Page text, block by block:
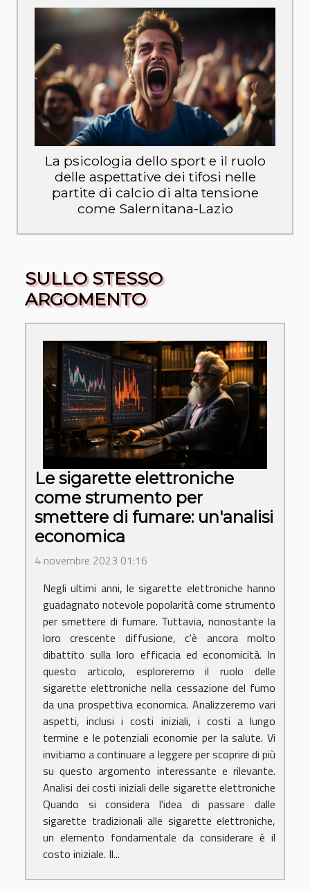
La psicologia dello sport e il ruolo
delle aspettative dei tifosi nelle
partite di calcio di alta tensione
come Salernitana-Lazio
SULLO STESSO
ARGOMENTO
Le sigarette elettroniche
come strumento per
smettere di fumare: un'analisi
economica
4 novembre 2023 01:16
Negli ultimi anni, le sigarette elettroniche hanno
guadagnato notevole popolarità come strumento
per smettere di fumare. Tuttavia, nonostante la
loro crescente diffusione, c'è ancora molto
dibattito sulla loro efficacia ed economicità. In
questo articolo, esploreremo il ruolo delle
sigarette elettroniche nella cessazione del fumo
da una prospettiva economica. Analizzeremo vari
aspetti, inclusi i costi iniziali, i costi a lungo
termine e le potenziali economie per la salute. Vi
invitiamo a continuare a leggere per scoprire di più
su questo argomento interessante e rilevante.
Analisi dei costi iniziali delle sigarette elettroniche
Quando si considera l'idea di passare dalle
sigarette tradizionali alle sigarette elettroniche,
un elemento fondamentale da considerare è il
costo iniziale. Il...